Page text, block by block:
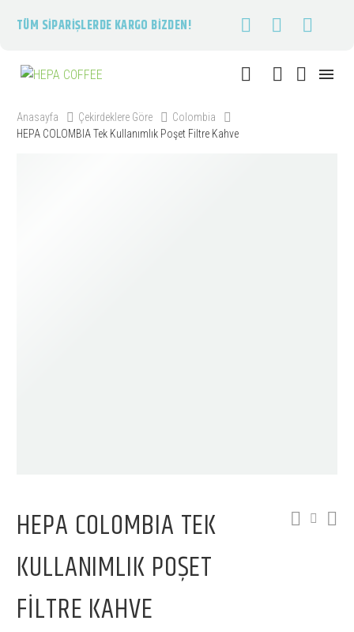
TÜM SIPARIŞLERDE KARGO BIZDEN!
Anasayfa Çekirdeklere Göre
Colombia
HEPA COLOMBIA Tek Kullanımlık Poşet Filtre Kahve
HEPA COLOMBIA TEK
KULLANIMLIK POŞET
FILTRE KAHVE